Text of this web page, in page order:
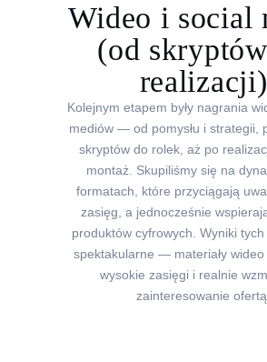
Wideo i social
(od
realizacji)
Kolejnym etapem były nagrania
mediów — od pomysłu i strategii,
skryptów do rolek, aż po
montaż. Skupiliśmy się na
formatach, które przyciągają
zasięg, a jednocześnie
produktów cyfrowych. Wyniki tych
spektakularne — materiały wideo
wysokie zasięgi i realnie
zainteresowanie